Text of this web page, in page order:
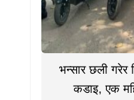
भन्सार छली गरेर
कडाइ, एक